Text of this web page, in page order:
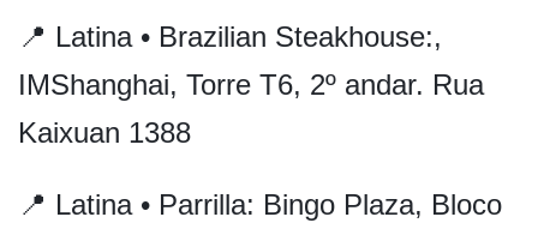
📍 Latina • Brazilian Steakhouse:,
IMShanghai, Torre T6, 2º andar. Rua
Kaixuan 1388
📍 Latina • Parrilla: Bingo Plaza, Bloco